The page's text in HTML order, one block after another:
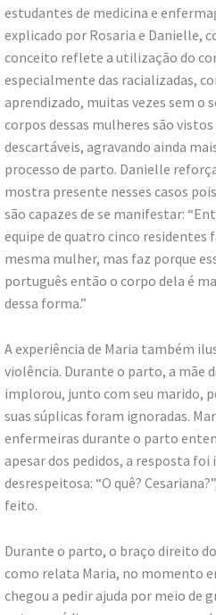
estudantes de medicina e
explicado por Rosaria e Danielle,
conceito reflete a utilização do
especialmente das racializadas,
aprendizado, muitas vezes sem o
corpos dessas mulheres são vistos
descartáveis, agravando ainda
processo de parto. Danielle
mostra presente nesses casos
são capazes de se manifestar:
equipe de quatro cinco residentes
mesma mulher, mas faz porque
português então o corpo dela é
dessa forma.”
A experiência de Maria também
violência. Durante o parto, a mãe
implorou, junto com seu marido,
suas súplicas foram ignoradas.
enfermeiras durante o parto
apesar dos pedidos, a resposta foi
desrespeitosa: “O quê?
feito.
Durante o parto, o braço direito
como relata Maria, no momento
chegou a pedir ajuda por meio de